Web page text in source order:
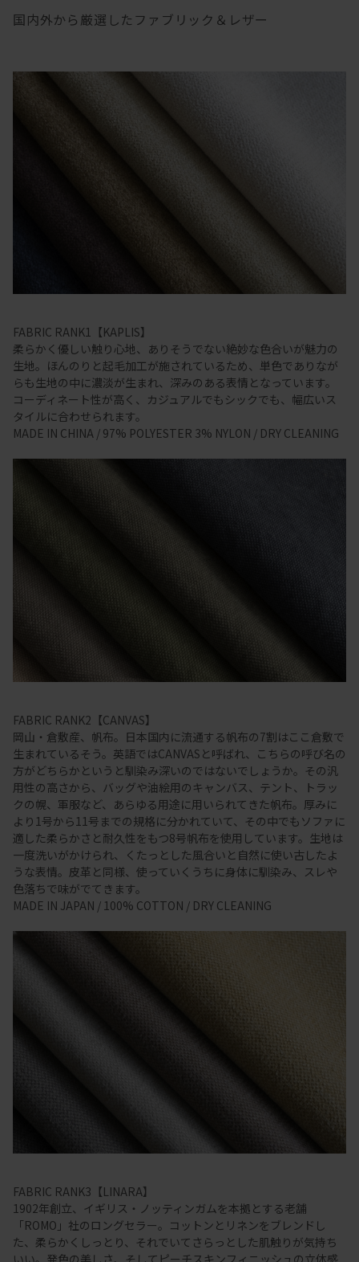
国内外から厳選したファブリック＆レザー
FABRIC RANK1【KAPLIS】
柔らかく優しい触り心地、ありそうでない絶妙な色合いが魅力の
生地。ほんのりと起毛加工が施されているため、単色でありなが
らも生地の中に濃淡が生まれ、深みのある表情となっています。
コーディネート性が高く、カジュアルでもシックでも、幅広いス
タイルに合わせられます。
MADE IN CHINA / 97% POLYESTER 3% NYLON / DRY CLEANING
FABRIC RANK2【CANVAS】
岡山・倉敷産、帆布。日本国内に流通する帆布の7割はここ倉敷で
生まれているそう。英語ではCANVASと呼ばれ、こちらの呼び名の
方がどちらかというと馴染み深いのではないでしょうか。その汎
用性の高さから、バッグや油絵用のキャンバス、テント、トラッ
クの幌、軍服など、あらゆる用途に用いられてきた帆布。厚みに
より1号から11号までの規格に分かれていて、その中でもソファに
適した柔らかさと耐久性をもつ8号帆布を使用しています。生地は
一度洗いがかけられ、くたっとした風合いと自然に使い古したよ
うな表情。皮革と同様、使っていくうちに身体に馴染み、スレや
色落ちで味がでてきます。
MADE IN JAPAN / 100% COTTON / DRY CLEANING
FABRIC RANK3【LINARA】
1902年創立、イギリス・ノッティンガムを本拠とする老舗
「ROMO」社のロングセラー。コットンとリネンをブレンドし
た、柔らかくしっとり、それでいてさらっとした肌触りが気持ち